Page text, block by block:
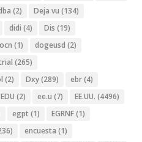
(2) Deja vu (134)
didi (4) Dis (19)
(1) dogeusd (2)
(265)
(2) Dxy(289) ebr(4)
EDU (2) ee.u (7) EE.UU. (4496)
egpt (1) EGRNF(1)
encuesta (1)